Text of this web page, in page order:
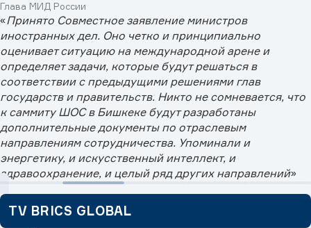
Глава МИД России
«Принято Совместное заявление министров
иностранных дел. Оно четко и принципиально
оценивает ситуацию на международной арене и
определяет задачи, которые будут решаться в
соответствии с предыдущими решениями глав
государств и правительств. Никто не сомневается, что
к саммиту ШОС в Бишкеке будут разработаны
дополнительные документы по отраслевым
направлениям сотрудничества. Упоминали и
энергетику, и искусственный интеллект, и
здравоохранение, и целый ряд других направлений»
TV BRICS GLOBAL